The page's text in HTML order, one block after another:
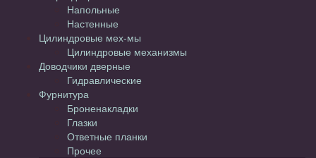
Напольные
Настенные
Цилиндровые мех-мы
Цилиндровые механизмы
Доводчики дверные
Гидравлические
Фурнитура
Броненакладки
Глазки
Ответные планки
Прочее